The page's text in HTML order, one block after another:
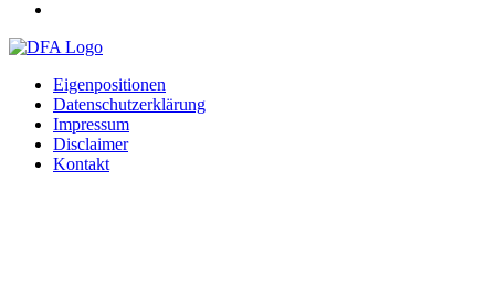
Eigenpositionen
Datenschutzerklärung
Impressum
Disclaimer
Kontakt